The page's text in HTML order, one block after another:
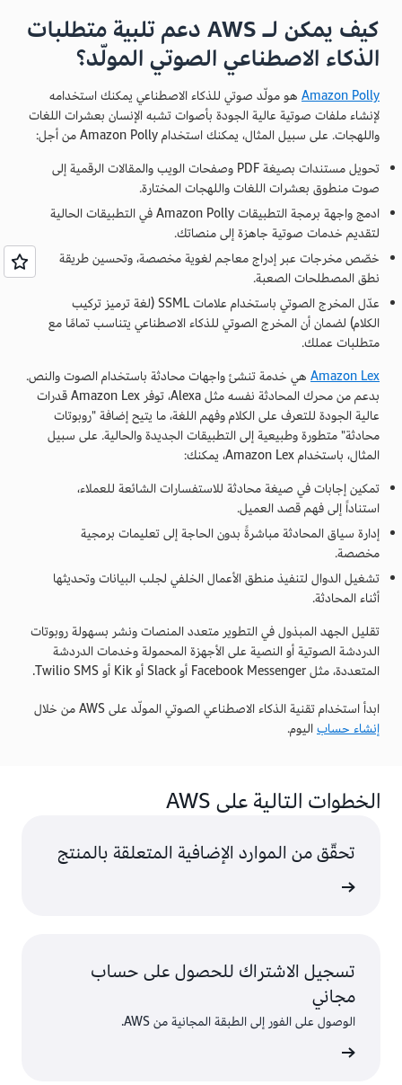
كيف يمكن لـ AWS دعم تلبية متطلبات
الذكاء الاصطناعي الصوتي المولّد؟
Amazon Polly هو مولّد صوتي للذكاء الاصطناعي يمكنك استخدامه
لإنشاء ملفات صوتية عالية الجودة بأصوات تشبه الإنسان بعشرات اللغات
واللهجات. على سبيل المثال، يمكنك استخدام Amazon Polly من أجل:
تحويل مستندات بصيغة PDF وصفحات الويب والمقالات الرقمية إلى
صوت منطوق بعشرات اللغات واللهجات المختارة.
ادمج واجهة برمجة التطبيقات Amazon Polly في التطبيقات الحالية
لتقديم خدمات صوتية جاهزة إلى منصاتك.
خصّص مخرجات عبر إدراج معاجم لغوية مخصصة، وتحسين طريقة
نطق المصطلحات الصعبة.
عدّل المخرج الصوتي باستخدام علامات SSML (لغة ترميز تركيب
الكلام) لضمان أن المخرج الصوتي للذكاء الاصطناعي يتناسب تمامًا مع
متطلبات عملك.
Amazon Lex هي خدمة تنشئ واجهات محادثة باستخدام الصوت والنص.
بدعم من محرك المحادثة نفسه مثل Alexa، توفر Amazon Lex قدرات
عالية الجودة للتعرف على الكلام وفهم اللغة، ما يتيح إضافة "روبوتات
محادثة" متطورة وطبيعية إلى التطبيقات الجديدة والحالية. على سبيل
المثال، باستخدام Amazon Lex، يمكنك:
تمكين إجابات في صيغة محادثة للاستفسارات الشائعة للعملاء،
استناداً إلى فهم قصد العميل.
إدارة سياق المحادثة مباشرةً بدون الحاجة إلى تعليمات برمجية
مخصصة.
تشغيل الدوال لتنفيذ منطق الأعمال الخلفي لجلب البيانات وتحديثها
أثناء المحادثة.
تقليل الجهد المبذول في التطوير متعدد المنصات ونشر بسهولة روبوتات
الدردشة الصوتية أو النصية على الأجهزة المحمولة وخدمات الدردشة
المتعددة، مثل Facebook Messenger أو Slack أو Kik أو Twilio SMS.
ابدأ استخدام تقنية الذكاء الاصطناعي الصوتي المولّد على AWS من خلال
إنشاء حساباليوم.
الخطوات التالية على AWS
تحقّق من الموارد الإضافية المتعلقة بالمنتج
تسجيل الاشتراك للحصول على حساب
مجاني
الوصول على الفور إلى الطبقة المجانية من AWS.